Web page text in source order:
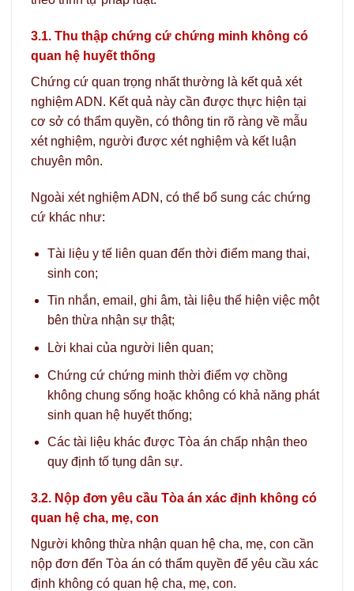
3.1. Thu thập chứng cứ chứng minh không có
quan hệ huyết thống
Chứng cứ quan trọng nhất thường là kết quả xét
nghiệm ADN. Kết quả này cần được thực hiện tại
cơ sở có thẩm quyền, có thông tin rõ ràng về mẫu
xét nghiệm, người được xét nghiệm và kết luận
chuyên môn.
Ngoài xét nghiệm ADN, có thể bổ sung các chứng
cứ khác như:
Tài liệu y tế liên quan đến thời điểm mang thai,
sinh con;
Tin nhắn, email, ghi âm, tài liệu thể hiện việc một
bên thừa nhận sự thật;
Lời khai của người liên quan;
Chứng cứ chứng minh thời điểm vợ chồng
không chung sống hoặc không có khả năng phát
sinh quan hệ huyết thống;
Các tài liệu khác được Tòa án chấp nhận theo
quy định tố tụng dân sự.
3.2. Nộp đơn yêu cầu Tòa án xác định không có
quan hệ cha, mẹ, con
Người không thừa nhận quan hệ cha, mẹ, con cần
nộp đơn đến Tòa án có thẩm quyền để yêu cầu xác
định không có quan hệ cha, mẹ, con.